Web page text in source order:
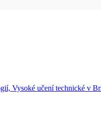
Vysoké učení technické v